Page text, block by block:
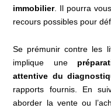
immobilier. Il pourra
recours possibles pour
Se prémunir contre les
implique une
attentive du
rapports fournis. En
aborder la vente ou